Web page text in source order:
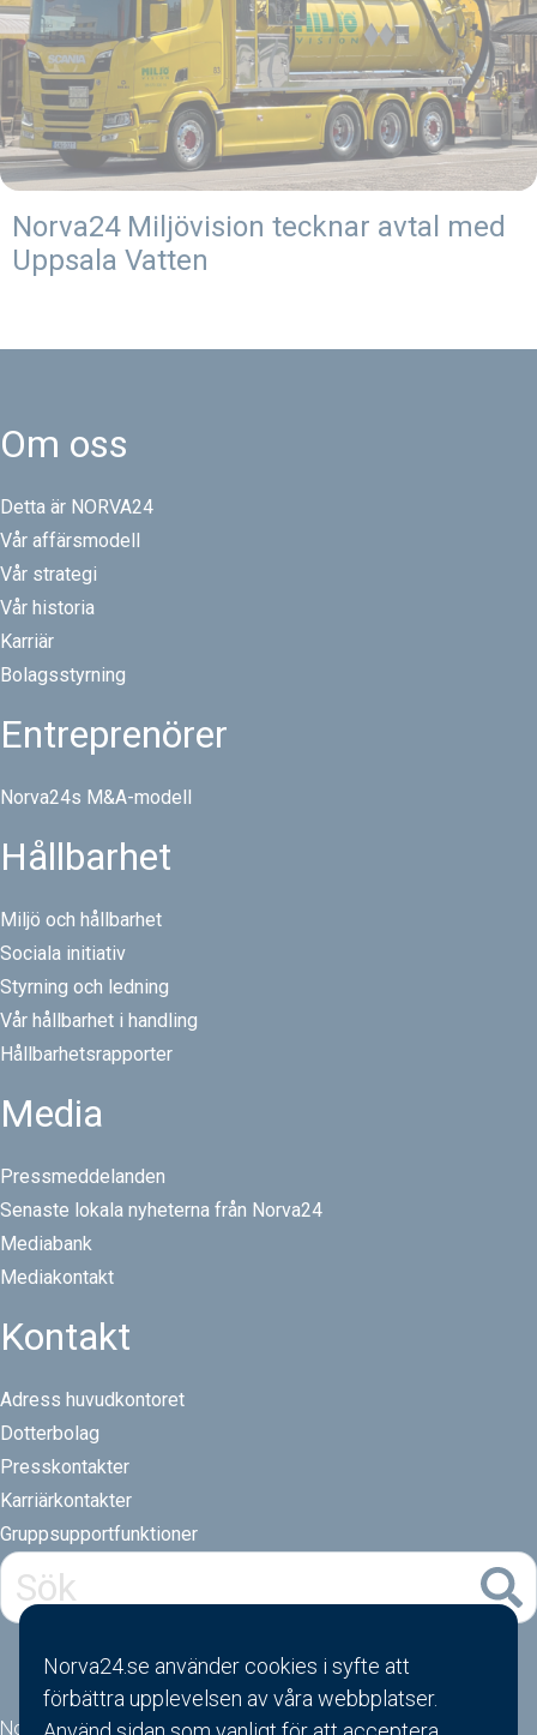
Norva24 Miljövision tecknar avtal med
Uppsala Vatten
Om oss
Detta är NORVA24
Vår affärsmodell
Vår strategi
Vår historia
Karriär
Bolagsstyrning
Entreprenörer
Norva24s M&A-modell
Hållbarhet
Miljö och hållbarhet
Sociala initiativ
Styrning och ledning
Vår hållbarhet i handling
Hållbarhetsrapporter
Media
Pressmeddelanden
Senaste lokala nyheterna från Norva24
Mediabank
Mediakontakt
Kontakt
Adress huvudkontoret
Dotterbolag
Presskontakter
Karriärkontakter
Gruppsupportfunktioner
Norva24 AS
Norva24.se använder cookies i syfte att
förbättra upplevelsen av våra webbplatser.